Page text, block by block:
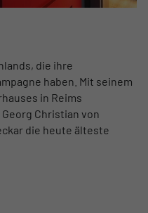
die ihre
haben. Mit seinem
in Reims
Christian von
die heute älteste